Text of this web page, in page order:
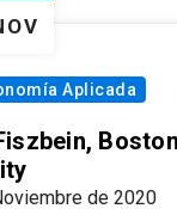
Aplicada
Boston
de 2020